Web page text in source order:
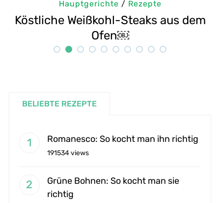
Hauptgerichte/Rezepte
Selbstgemachte Tahini: Sesampaste
Rezept
BELIEBTE REZEPTE
Romanesco: So kocht man ihn richtig
191534 views
Grüne Bohnen: So kocht man sie
richtig